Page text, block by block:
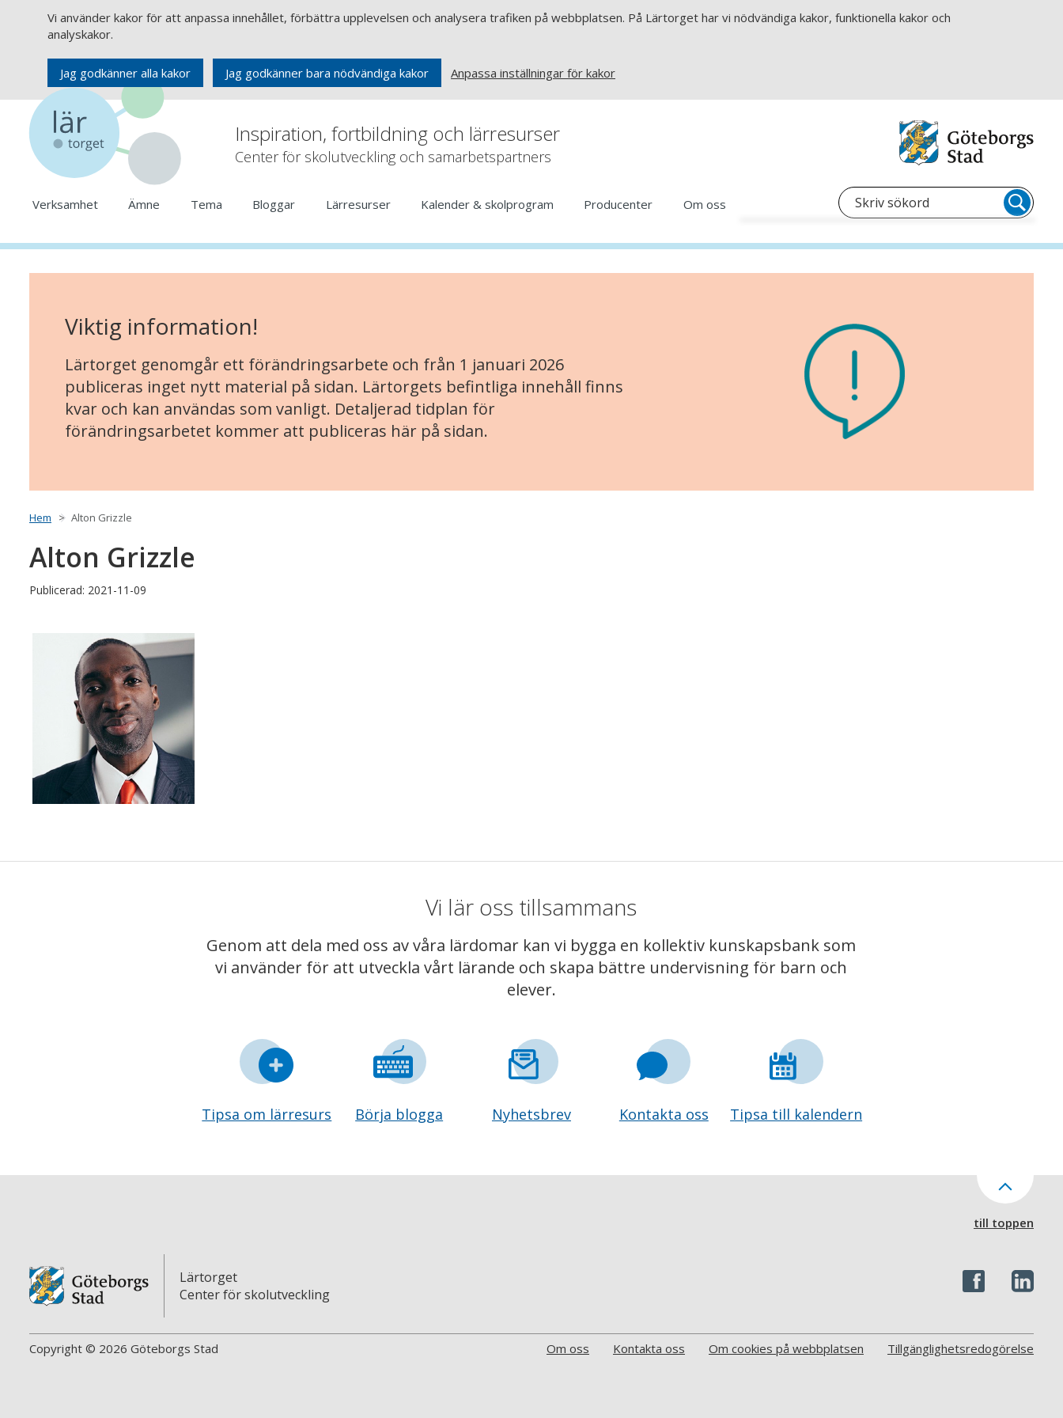
Vi använder kakor för att anpassa innehållet, förbättra upplevelsen och analysera trafiken på webbplatsen. På Lärtorget har vi nödvändiga kakor, funktionella kakor och
analyskakor.
Jag godkänner alla kakor Jag godkänner bara nödvändiga kakor Anpassa inställningar för kakor
Inspiration, fortbildning och lärresurser
Center för skolutveckling och samarbetspartners
Verksamhet Ämne Tema Bloggar Lärresurser Kalender & skolprogram Producenter Om oss
Viktig information!
Lärtorget genomgår ett förändringsarbete och från 1 januari 2026
publiceras inget nytt material på sidan. Lärtorgets befintliga innehåll finns
kvar och kan användas som vanligt. Detaljerad tidplan för
förändringsarbetet kommer att publiceras här på sidan.
Hem Alton Grizzle
Alton Grizzle
Publicerad: 2021-11-09
Vi lär oss tillsammans
Genom att dela med oss av våra lärdomar kan vi bygga en kollektiv kunskapsbank som
vi använder för att utveckla vårt lärande och skapa bättre undervisning för barn och
elever.
Tipsa om lärresurs Börja blogga Nyhetsbrev Kontakta oss Tipsa till kalendern
till toppen
Lärtorget
Center för skolutveckling
Copyright © 2026 Göteborgs Stad Om oss Kontakta oss Om cookies på webbplatsen Tillgänglighetsredogörelse